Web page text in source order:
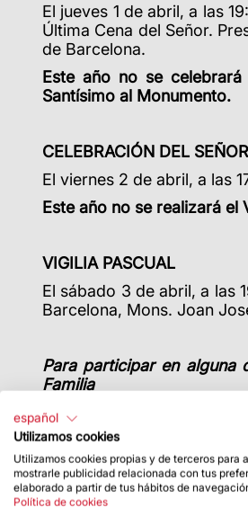
El jueves 1 de abril, a las
Última Cena del Señor.
de Barcelona.
Este año no se
Santísimo al Monumento.
CELEBRACIÓN DEL SEÑOR
El viernes 2 de abril, a las
Este año no se realizará el
VIGILIA PASCUAL
El sábado 3 de abril, a las
Barcelona, Mons. Joan
Para participar en alguna
Familia
PROPUESTAS DIGITALES
CELEBRACIONES
Todas las celebraciones
español
Utilizamos cookies
Utilizamos cookies propias y de terceros para
mostrarle publicidad relacionada con tus
elaborado a partir de tus hábitos de
Política de cookies